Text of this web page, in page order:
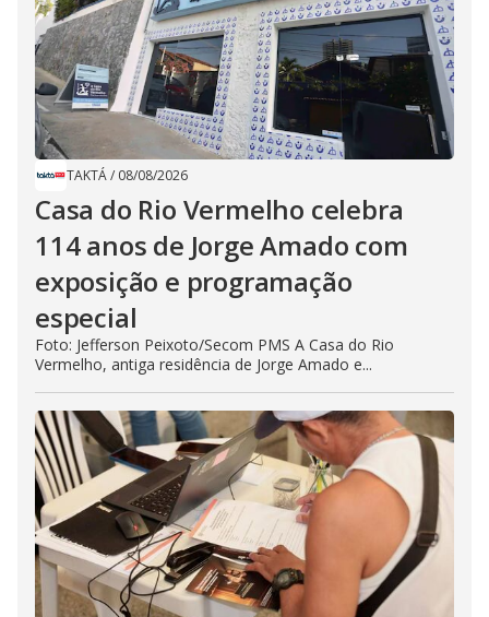
TAKTÁ/ 08/08/2026
Casa do Rio Vermelho celebra
114 anos de Jorge Amado com
exposição e programação
especial
Foto: Jefferson Peixoto/Secom PMS A Casa do Rio
Vermelho, antiga residência de Jorge Amado e...